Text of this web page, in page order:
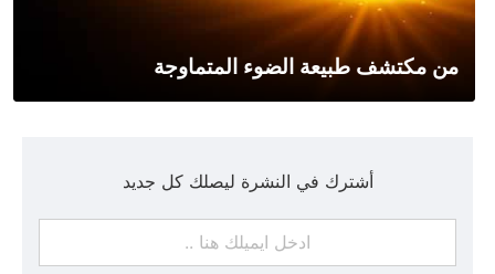
من مكتشف طبيعة الضوء المتماوجة
أشترك في النشرة ليصلك كل جديد